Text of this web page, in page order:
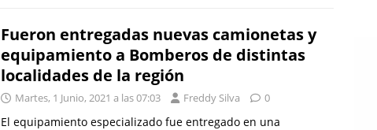
Fueron entregadas nuevas camionetas y
equipamiento a Bomberos de distintas
localidades de la región
Martes, 1 Junio, 2021 a las 07:03 Freddy Silva 0
El equipamiento especializado fue entregado en una